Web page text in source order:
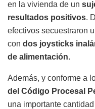
en la vivienda de un
resultados positivos.
efectivos secuestraron
con dos joysticks
de alimentación.
Además, y conforme a
del Código Procesal
una importante